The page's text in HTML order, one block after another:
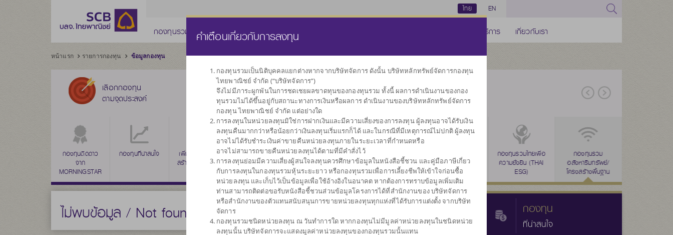
ไทย EN
กองทุนรวม กองทุนส่วนบุคคล ช่องทางบริการ เกี่ยวกับเรา
หน้าแรก รายการกองทุน ข้อมูลกองทุน
เลือกกองทุน
ตามจุดประสงค์
กองทุนติดดาว
จาก
MORNINGSTAR
กองทุนที่น่าสนใจ
เพิ่มค่าเงินลงทุน
สร้างผลตอบแทน
ผันผวนต่ำ
รักษาเงินลงทุน
กระจายการลงทุน
หลายสินทรัพย์
รับเงินปันผล
การลงทุน
ลดหย่อนภาษี
(SSF)
ลดหย่อนภาษี
ลดหย่อนภาษี
(THAI ESG)
เลือกกองทุน
ตามนโยบายการลงทุน
กองทุนรวม
กองทุนรวม
กองทุนรวม
ทรัพย์สินทางเลือก
กองทุนที่ลงทุน
ในต่างประเทศ
กองทุนรวมเพื่อการ
ออม
หุ้นระยะยาว
เพื่อการเลี้ยงชีพ
กองทุนรวมไทยเพื่อ
ความยั่งยืน (THAI
ESG)
กองทุนรวม
อสังหาริมทรัพย์/
โครงสร้างพื้นฐาน
ไม่พบข้อมูล / Not found กองทุน
ที่น่าสนใจ
คำเตือนเกี่ยวกับการลงทุน
กองทุนรวมเป็นนิติบุคคลแยกต่างหากจากบริษัทจัดการ ดังนั้น บริษัทหลักทรัพย์จัดการกองทุน
ไทยพาณิชย์ จำกัด (“บริษัทจัดการ”)
จึงไม่มีภาระผูกพันในการชดเชยผลขาดทุนของกองทุนรวม ทั้งนี้ ผลการดำเนินงานของกอง
ทุนรวมไม่ได้ขึ้นอยู่กับสถานะทางการเงินหรือผลการ ดำเนินงานของบริษัทหลักทรัพย์จัดการ
กองทุน ไทยพาณิชย์ จำกัด แต่อย่างใด
การลงทุนในหน่วยลงทุนมิใช่การฝากเงินและมีความเสี่ยงของการลงทุน ผู้ลงทุนอาจได้รับเงิน
ลงทุนคืนมากกว่าหรือน้อยกว่าเงินลงทุนเริ่มแรกก็ได้ และในกรณีที่มีเหตุการณ์ไม่ปกติ ผู้ลงทุน
อาจไม่ได้รับชำระเงินค่าขายคืนหน่วยลงทุนภายในระยะเวลาที่กำหนดหรือ
อาจไม่สามารถขายคืนหน่วยลงทุนได้ตามที่มีคำสั่งไว้
การลงทุนย่อมมีความเสี่ยงผู้สนใจลงทุนควรศึกษาข้อมูลในหนังสือชี้ชวน และคู่มือภาษีเกี่ยว
กับการลงทุนในกองทุนรวมหุ้นระยะยาว หรือกองทุนรวมเพื่อการเลี้ยงชีพให้เข้าใจก่อนซื้อ
หน่วยลงทุน และเก็บไว้เป็นข้อมูลเพื่อใช้อ้างอิงในอนาคต หากต้องการทราบข้อมูลเพิ่มเติม
ท่านสามารถติดต่อขอรับหนังสือชี้ชวนส่วนข้อมูลโครงการได้ที่สำนักงานของ บริษัทจัดการ
หรือสำนักงานของตัวแทนสนับสนุนการขายหน่วยลงทุนทุกแห่งที่ได้รับการแต่งตั้ง จากบริษัท
จัดการ
กองทุนรวมชนิดหน่วยลงทุน ณ วันทำการใด หากกองทุนไม่มีมูลค่าหน่วยลงทุนในชนิดหน่วย
ลงทุนนั้น บริษัทจัดการจะแสดงมูลค่าหน่วยลงทุนของกองทุนรวมนั้นแทน